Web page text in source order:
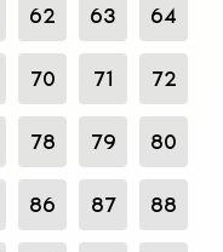
62 63 64
70 71 72
78 79 80
86 87 88